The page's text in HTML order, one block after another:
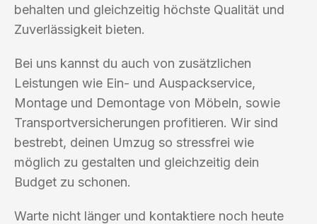
behalten und gleichzeitig höchste Qualität und
Zuverlässigkeit bieten.
Bei uns kannst du auch von zusätzlichen
Leistungen wie Ein- und Auspackservice,
Montage und Demontage von Möbeln, sowie
Transportversicherungen profitieren. Wir sind
bestrebt, deinen Umzug so stressfrei wie
möglich zu gestalten und gleichzeitig dein
Budget zu schonen.
Warte nicht länger und kontaktiere noch heute